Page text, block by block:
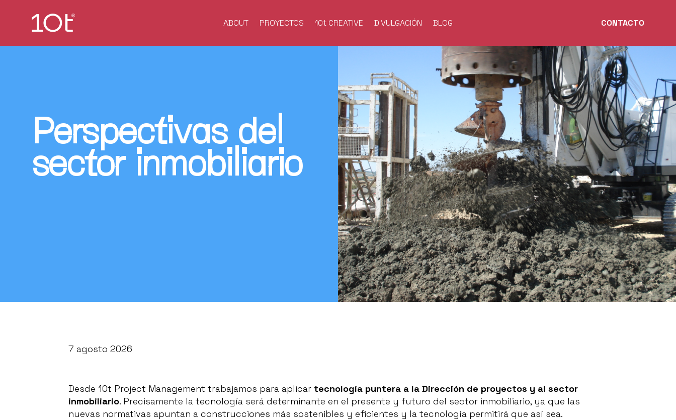
ABOUT PROYECTOS 10t CREATIVE DIVULGACIÓN BLOG CONTACTO
Perspectivas del
sector inmobiliario
7 agosto 2026
Desde 10t Project Management trabajamos para aplicar tecnología puntera a la Dirección de proyectos y al sector
inmobiliario. Precisamente la tecnología será determinante en el presente y futuro del sector inmobiliario, ya que las
nuevas normativas apuntan a construcciones más sostenibles y eficientes y la tecnología permitirá que así sea.